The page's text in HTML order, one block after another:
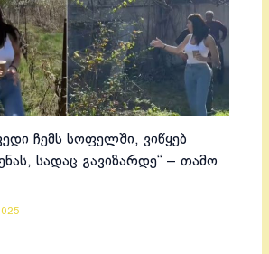
ჩემს სოფელში, ვიწყებ
სადაც გავიზარდე“ – თამო